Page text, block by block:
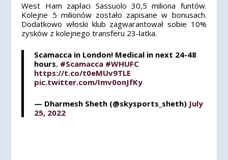
West Ham zapłaci Sassuolo 30,5 miliona funtów.
Kolejne 5 milionów zostało zapisane w bonusach.
Dodatkowo włoski klub zagwarantował sobie 10%
zysków z kolejnego transferu 23-latka.
Scamacca in London! Medical in next 24-48
hours. #Scamacca #WHUFC
https://t.co/t0eMUv9TLE
pic.twitter.com/Imv0onJfKy
— Dharmesh Sheth (@skysports_sheth) July
25, 2022